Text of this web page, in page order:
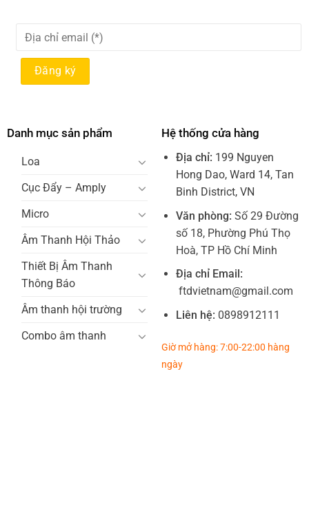
Danh mục sản phẩm
Loa
Cục Đẩy – Amply
Micro
Âm Thanh Hội Thảo
Thiết Bị Âm Thanh
Thông Báo
Âm thanh hội trường
Combo âm thanh
Hệ thống cửa hàng
Địa chỉ: 199 Nguyen
Hong Dao, Ward 14, Tan
Binh District, VN
Văn phòng: Số 29 Đường
số 18, Phường Phú Thọ
Hoà, TP Hồ Chí Minh
Địa chỉ Email:
ftdvietnam@gmail.com
Liên hệ: 0898912111
Giờ mở hàng: 7:00-22:00 hàng
ngày